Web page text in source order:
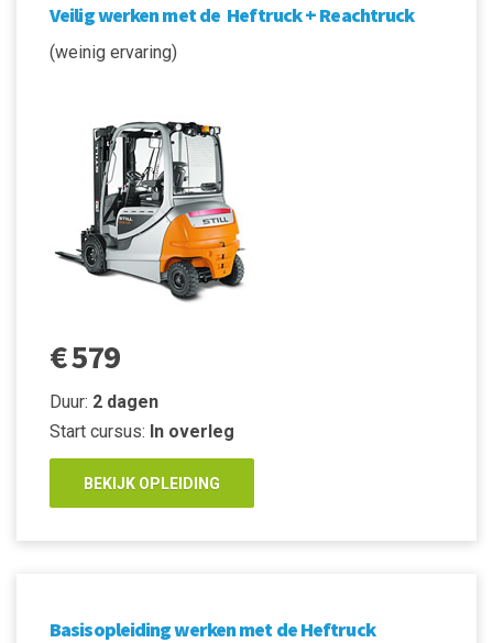
Veilig werken met de Heftruck + Reachtruck
(weinig ervaring)
€ 579
Duur: 2 dagen
Start cursus: In overleg
BEKIJK OPLEIDING
Basisopleiding werken met de Heftruck